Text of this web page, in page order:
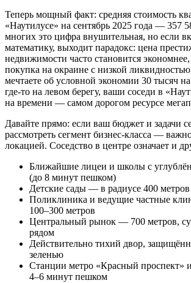
Теперь мощный факт: средняя стоимость
«Наутилусе» на сентябрь 2025 года — 357
многих это цифра внушительная, но если
математику, выходит парадокс: цена
недвижимости часто становится
покупка на окраине с низкой
мечтаете об условной экономии 30 тысяч
где-то на левом берегу, ваши соседи в
на времени — самом дорогом ресурсе
Давайте прямо: если ваш бюджет и задачи
рассмотреть сегмент бизнес-класса —
локацией. Соседство в центре означает и
Ближайшие лицеи и школы с
(до 8 минут пешком)
Детские сады — в радиусе 400 метров
Поликлиника и ведущие частные
100–300 метров
Центральный рынок — 700 метров,
рядом
Действительно тихий двор,
зеленью
Станции метро «Красный проспект»
4–6 минут пешком